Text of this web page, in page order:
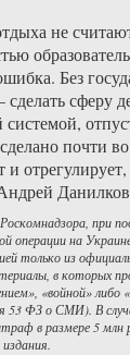
не
Без
сферу
почти
и
при
операции на
только из
в которых
«войной» либо
53 ФЗ о СМИ). В
в размере 5